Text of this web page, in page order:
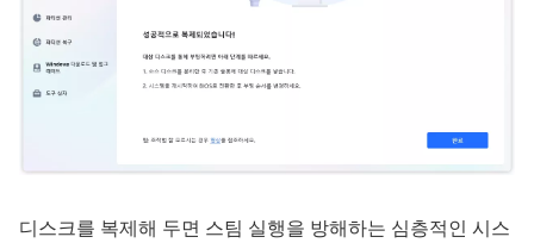
디스크를 복제해 두면 스팀 실행을 방해하는 심층적인 시스